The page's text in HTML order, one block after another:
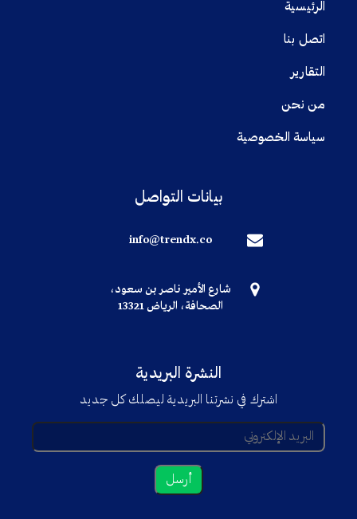
الرئيسية
اتصل بنا
التقارير
من نحن
سياسة الخصوصية
بيانات التواصل
info@trendx.co
شارع الأمير ناصر بن سعود،
الصحافة، الرياض 13321
النشرة البريدية
اشترك في نشرتنا البريدية ليصلك كل جديد